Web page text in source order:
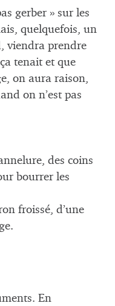
gerber » sur les
quelquefois, un
viendra prendre
tenait et que
on aura raison,
on n’est pas
des coins
bourrer les
froissé, d’une
En